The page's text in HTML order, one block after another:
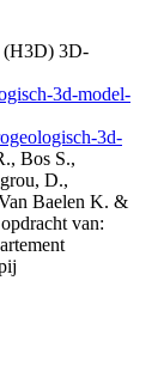
(H3D) 3D-
3d-model-
3d-
Bos S.,
D.,
Baelen K. &
van: